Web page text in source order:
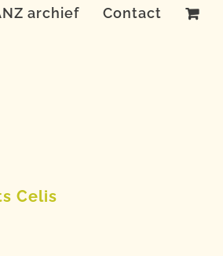
archief Contact
Celis